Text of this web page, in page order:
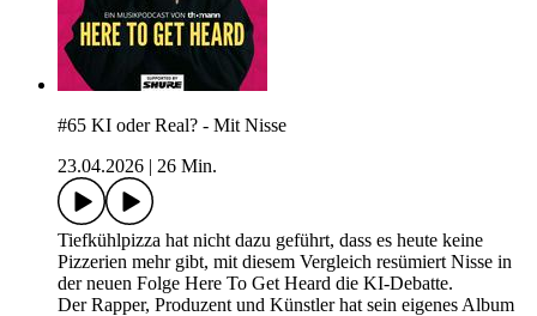
#65 KI oder Real? - Mit Nisse
23.04.2026
26 Min.
Tiefkühlpizza hat nicht dazu geführt, dass es heute keine
Pizzerien mehr gibt, mit diesem Vergleich resümiert Nisse in
der neuen Folge Here To Get Heard die KI-Debatte.
Der Rapper, Produzent und Künstler hat sein eigenes Album